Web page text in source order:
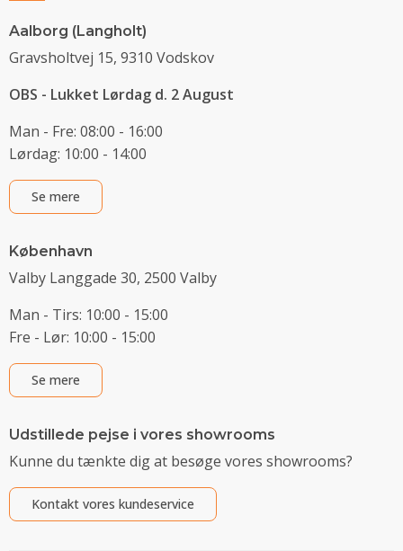
Aalborg (Langholt)
Gravsholtvej 15, 9310 Vodskov
OBS - Lukket Lørdag d. 2 August
Man - Fre: 08:00 - 16:00
Lørdag: 10:00 - 14:00
Se mere
København
Valby Langgade 30, 2500 Valby
Man - Tirs: 10:00 - 15:00
Fre - Lør: 10:00 - 15:00
Se mere
Udstillede pejse i vores showrooms
Kunne du tænkte dig at besøge vores showrooms?
Kontakt vores kundeservice